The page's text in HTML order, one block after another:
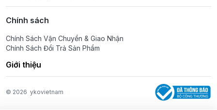
Chính sách
Chính Sách Vận Chuyển & Giao Nhận
Chính Sách Đổi Trả Sản Phẩm
Giới thiệu
© 2026 ykovietnam